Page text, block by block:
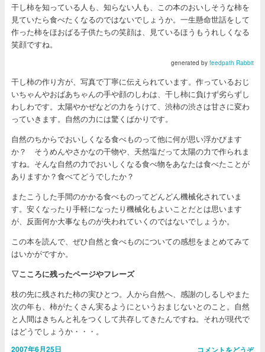
干し柿を知っている人も、知らない人も、この本のおいしそうな柿を
見ていたら食べたくなるのではないでしょうか。一生懸命世話をして
作った柿をほおばる子供たちの笑顔は、見ているほうもうれしくなる
笑顔ですね。
generated byfeedpath Rabbit
干し柿の作り方が、写真で丁寧に伝えられています。作っているおじ
いちゃんやおばあちゃんの手や顔のしわは、干し柿に負けず劣らずし
わしわです。太陽やかぜなどの力をうけて、渋柿の渋さは甘さに変わ
っていきます。自然の力には驚くばかりです。
自然のちからでおいしくなる食べものって他に何が思い浮かびます
か？ そうめんやさかなの干物や、天然塩だって太陽の力で作られま
すね。そんな自然の力でおいしくなる食べ物をあなたは食べたことが
ありますか？食べてどうでしたか？
またこうした手間のかかる食べものってどんどん機械化されていま
す。安くなったり手軽になったり機械化もよいことだとは思います
が、反面何か大事なものが失われていくのではないでしょうか。
この本を読んで、ぜひ自然と食べものについての感想をまとめてみて
はいかがですか。
▽こころに残ったページやフレーズ
枝の先に残された柿の実ひとつ。人から自然へ、感謝のしるしやまた
次の年も、柿がたくさん実るようにというおまじないとのこと。自然
と人間はきちんと礼をつくして共存してきたんですね。それが現代で
はどうでしょうか・・・。
2007年6月25日 コメントをどうぞ